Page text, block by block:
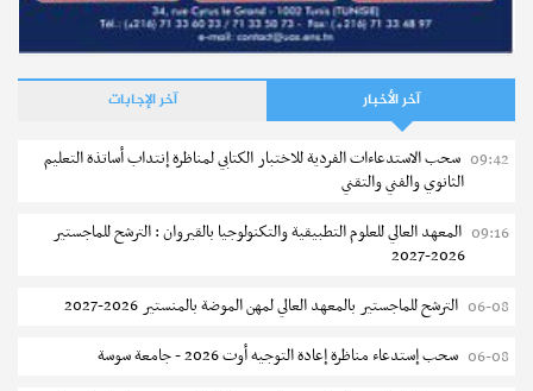
آخر الأخبار آخر الإجابات
09:42 سحب الاستدعاءات الفردية للاختبار الكتابي لمناظرة إنتداب أساتذة التعليم
الثانوي والفني والتقني
09:16 المعهد العالي للعلوم التطبيقية والتكنولوجيا بالقيروان : الترشح للماجستير
2026-2027
06-08 الترشح للماجستير بالمعهد العالي لمهن الموضة بالمنستير 2026-2027
06-08 سحب إستدعاء مناظرة إعادة التوجيه أوت 2026 - جامعة سوسة